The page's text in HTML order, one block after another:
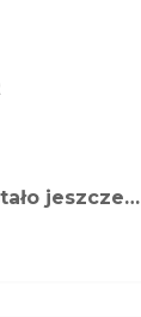
jeszcze…